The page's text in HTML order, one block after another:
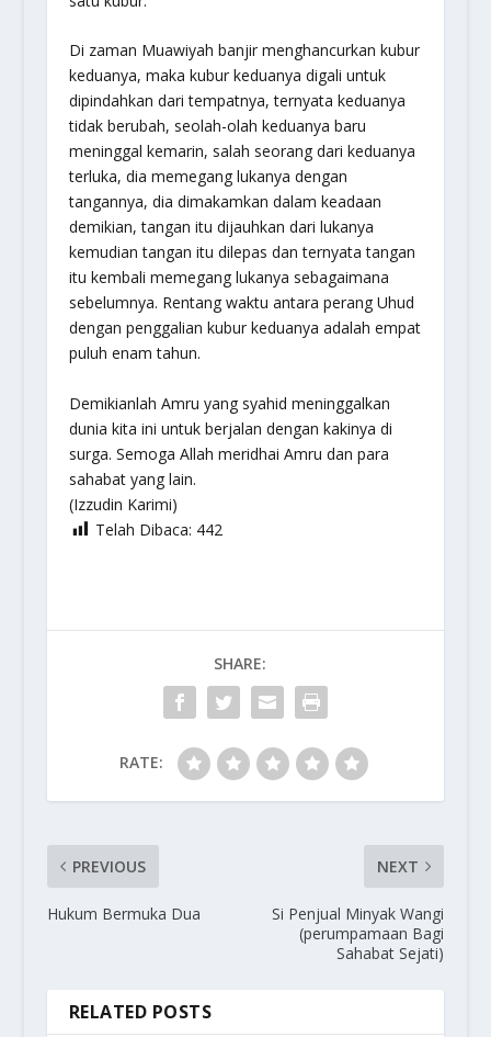
Di zaman Muawiyah banjir menghancurkan kubur
keduanya, maka kubur keduanya digali untuk
dipindahkan dari tempatnya, ternyata keduanya
tidak berubah, seolah-olah keduanya baru
meninggal kemarin, salah seorang dari keduanya
terluka, dia memegang lukanya dengan
tangannya, dia dimakamkan dalam keadaan
demikian, tangan itu dijauhkan dari lukanya
kemudian tangan itu dilepas dan ternyata tangan
itu kembali memegang lukanya sebagaimana
sebelumnya. Rentang waktu antara perang Uhud
dengan penggalian kubur keduanya adalah empat
puluh enam tahun.
Demikianlah Amru yang syahid meninggalkan
dunia kita ini untuk berjalan dengan kakinya di
surga. Semoga Allah meridhai Amru dan para
sahabat yang lain.
(Izzudin Karimi)
Telah Dibaca: 442
SHARE:
RATE:
PREVIOUS
Hukum Bermuka Dua
NEXT
Si Penjual Minyak Wangi
(perumpamaan Bagi
Sahabat Sejati)
RELATED POSTS